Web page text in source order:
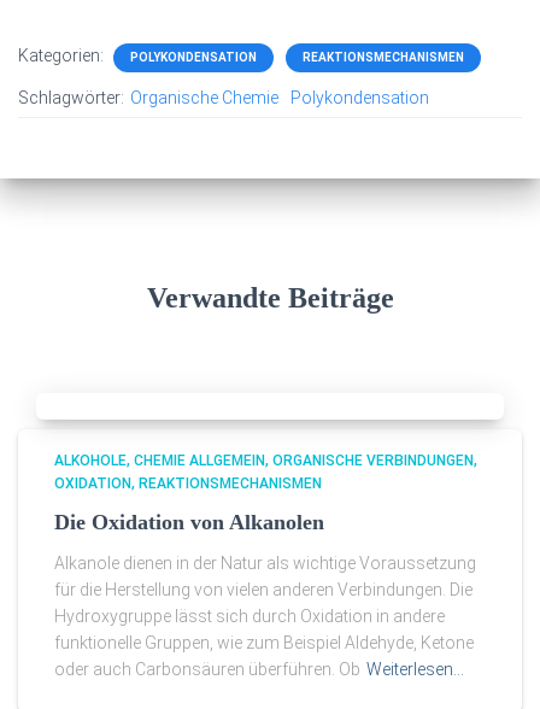
Kategorien: POLYKONDENSATION REAKTIONSMECHANISMEN
Schlagwörter: Organische Chemie Polykondensation
Verwandte Beiträge
ALKOHOLE CHEMIE ALLGEMEIN ORGANISCHE VERBINDUNGEN
OXIDATION
REAKTIONSMECHANISMEN
Die Oxidation von Alkanolen
Alkanole dienen in der Natur als wichtige Voraussetzung
für die Herstellung von vielen anderen Verbindungen. Die
Hydroxygruppe lässt sich durch Oxidation in andere
funktionelle Gruppen, wie zum Beispiel Aldehyde, Ketone
oder auch Carbonsäuren überführen. Ob Weiterlesen…